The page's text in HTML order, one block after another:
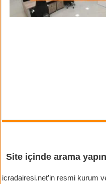
Site içinde arama yapın
icradairesi.net’in resmi kurum